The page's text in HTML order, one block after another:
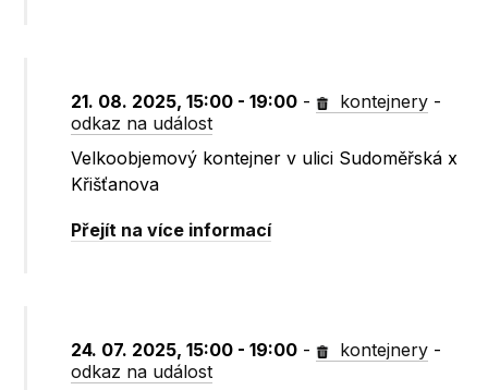
21. 08. 2025, 15:00 - 19:00 - kontejnery -
odkaz na událost
Velkoobjemový kontejner v ulici Sudoměřská x
Křišťanova
Přejít na více informací
24. 07. 2025, 15:00 - 19:00 - kontejnery -
odkaz na událost